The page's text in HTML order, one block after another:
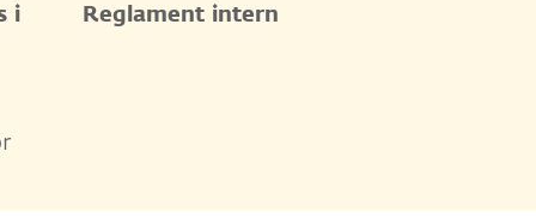
i
Reglament intern